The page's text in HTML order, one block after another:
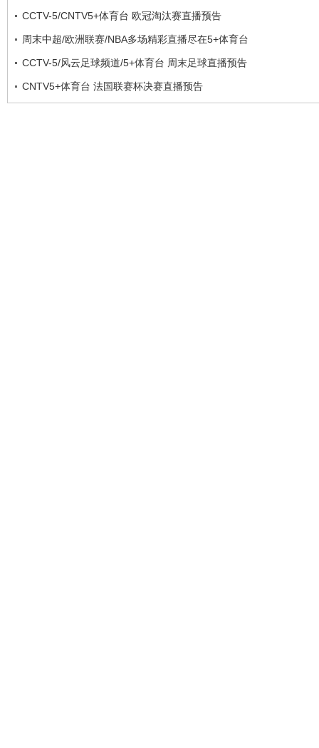
CCTV-5/CNTV5+体育台 欧冠淘汰赛直播预告
周末中超/欧洲联赛/NBA多场精彩直播尽在5+体育台
CCTV-5/风云足球频道/5+体育台 周末足球直播预告
CNTV5+体育台 法国联赛杯决赛直播预告